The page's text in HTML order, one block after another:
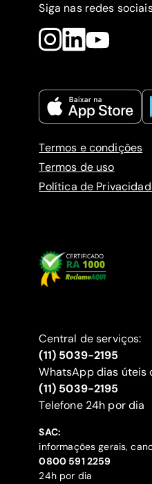
Siga nas redes
Termos e condições
Termos de uso
Política de
Central de serviços:
(11) 5039-2195
WhatsApp dias úteis
(11) 5039-2195
‍Telefone 24h por dia
SAC:
informações gerais,
‍0800 591 2259
24h por dia